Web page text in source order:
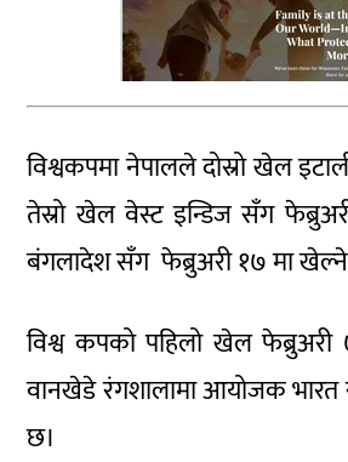
विश्वकपमा नेपालले दोस्रो खेल
तेस्रो खेल वेस्ट इन्डिज सँग
बंगलादेश सँग फेब्रुअरी १७ मा
विश्व कपको पहिलो खेल फेब्रुअरी
वानखेडे रंगशालामा आयोजक भारत
छ।